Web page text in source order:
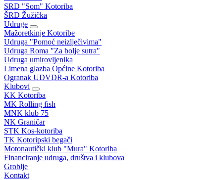
SRD "Som" Kotoriba
ŠRD Žužička
Udruge
Mažoretkinje Kotoribe
Udruga "Pomoć neizlječivima"
Udruga Roma "Za bolje sutra"
Udruga umirovljenika
Limena glazba Općine Kotoriba
Ogranak UDVDR-a Kotoriba
Klubovi
KK Kotoriba
MK Rolling fish
MNK klub 75
NK Graničar
STK Kos-kotoriba
TK Kotoripski begači
Motonautički klub "Mura" Kotoriba
Financiranje udruga, društva i klubova
Groblje
Kontakt